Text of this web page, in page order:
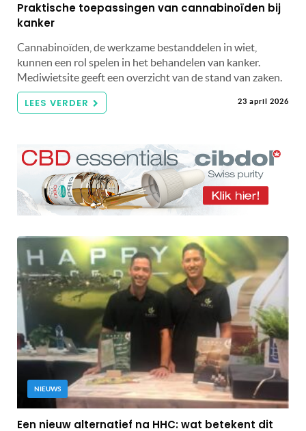
Praktische toepassingen van cannabinoïden bij
kanker
Cannabinoïden, de werkzame bestanddelen in wiet,
kunnen een rol spelen in het behandelen van kanker.
Mediwietsite geeft een overzicht van de stand van zaken.
LEES VERDER 23 april 2026
NIEUWS
Een nieuw alternatief na HHC: wat betekent dit